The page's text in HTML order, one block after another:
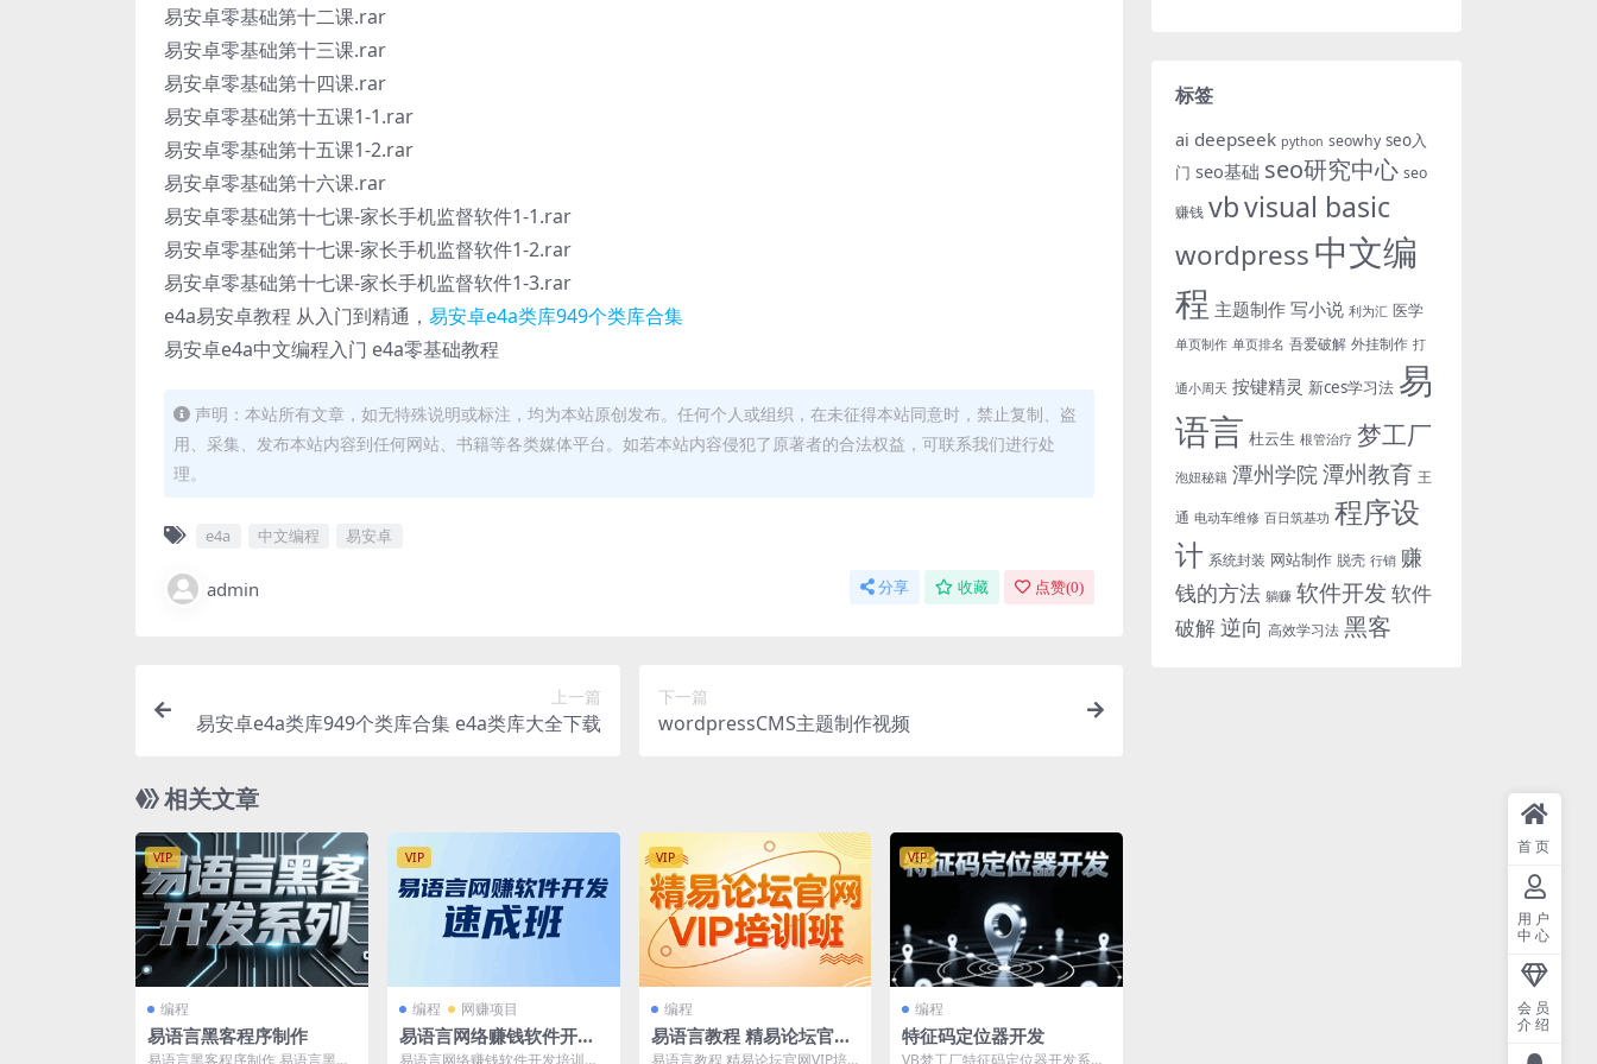
易安卓零基础第十二课.rar
易安卓零基础第十三课.rar
易安卓零基础第十四课.rar
易安卓零基础第十五课1-1.rar
易安卓零基础第十五课1-2.rar
易安卓零基础第十六课.rar
易安卓零基础第十七课-家长手机监督软件1-1.rar
易安卓零基础第十七课-家长手机监督软件1-2.rar
易安卓零基础第十七课-家长手机监督软件1-3.rar
e4a易安卓教程 从入门到精通， 易安卓e4a类库949个类库合集
易安卓e4a中文编程入门 e4a零基础教程
声明：本站所有文章，如无特殊说明或标注，均为本站原创发布。任何个人或组织，在未征得本站同意时，禁止复制、盗
用、采集、发布本站内容到任何网站、书籍等各类媒体平台。如若本站内容侵犯了原著者的合法权益，可联系我们进行处
理。
e4a 中文编程 易安卓
admin 分享 收藏 点赞(0)
上一篇
易安卓e4a类库949个类库合集 e4a类库大全下载
下一篇
wordpressCMS主题制作视频
相关文章
VIP
编程
易语言黑客程序制作
VIP
编程 网赚项目
易语言网络赚钱软件开发
培训速成班
VIP
编程
易语言教程 精易论坛官网
VIP
VIP
编程
特征码定位器开发
标签
ai deepseek python seowhy seo入
门 seo基础 seo研究中心 seo
赚钱 vbvisual basic
wordpress中文编
程 主题制作 写小说 利为汇 医学
单页制作 单页排名 吾爱破解 外挂制作 打
通小周天 按键精灵 新ces学习法 易
语言 杜云生 根管治疗 梦工厂
泡妞秘籍 潭州学院 潭州教育 王
通 电动车维修 百日筑基功 程序设
计 系统封装 网站制作 脱壳 行销 赚
钱的方法 躺赚 软件开发软件
破解逆向 高效学习法 黑客
首页
用户
中心
会员
介绍